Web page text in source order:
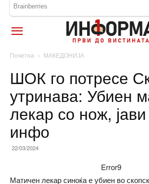
Почетна МАКЕДОНИЈА
ШОК го потресе
утринава: Убиен
лекар со нож,
инфо
22/03/2024
Error9
Матичен лекар синоќа е убиен во